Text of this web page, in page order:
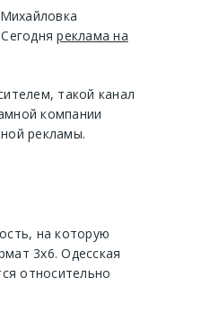
реклама на
такой канал
компании
рекламы.
на которую
3х6. Одесская
относительно